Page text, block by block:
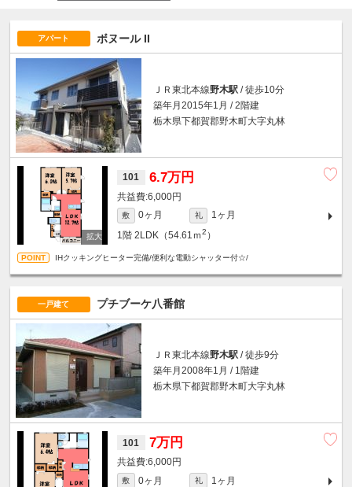
アパート ボヌール II
ＪＲ東北本線野木駅 / 徒歩10分
築年月2015年1月 / 2階建
栃木県下都賀郡野木町大字丸林
101 6.7万円
6,000円
敷 0ヶ月 礼
1ヶ月
1階 2LDK（54.61ｍ2 ）
IHクッキングヒーター完備/便利な電動シャッター付☆/
一戸建て プチブーケ八番館
ＪＲ東北本線野木駅 / 徒歩9分
築年月2008年1月 / 1階建
栃木県下都賀郡野木町大字丸林
101 7万円
6,000円
敷 0ヶ月 礼
1ヶ月